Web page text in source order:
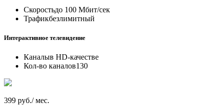
Скоростьдо 100 Мбит/сек
Трафикбезлимитный
Интерактивное телевидение
Каналыв HD-качестве
Кол-во каналов130
399 руб./ мес.